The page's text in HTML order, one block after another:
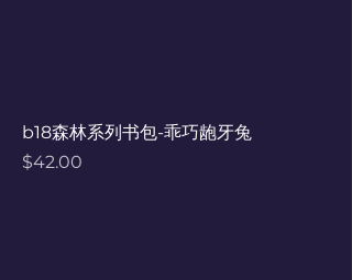
b18森林系列书包-乖巧龅牙兔
Price
$42.00